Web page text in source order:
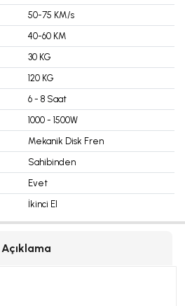
50-75 KM/s
40-60 KM
30 KG
120 KG
6 - 8 Saat
1000 - 1500W
Mekanik Disk Fren
Sahibinden
Evet
İkinci El
Açıklama